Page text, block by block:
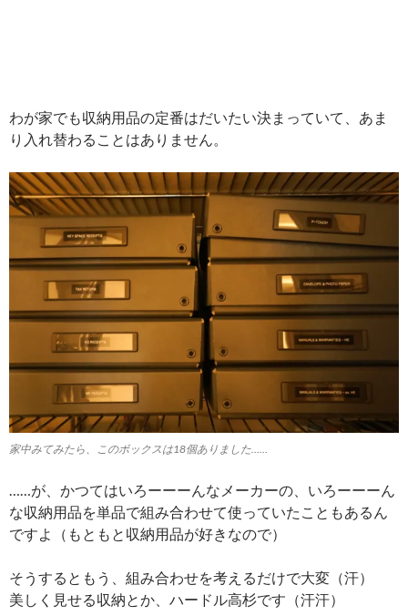
わが家でも収納用品の定番はだいたい決まっていて、あま
り入れ替わることはありません。
家中みてみたら、このボックスは18個ありました……
……が、かつてはいろーーーんなメーカーの、いろーーーん
な収納用品を単品で組み合わせて使っていたこともあるん
ですよ（もともと収納用品が好きなので）
そうするともう、組み合わせを考えるだけで大変（汗）
美しく見せる収納とか、ハードル高杉です（汗汗）